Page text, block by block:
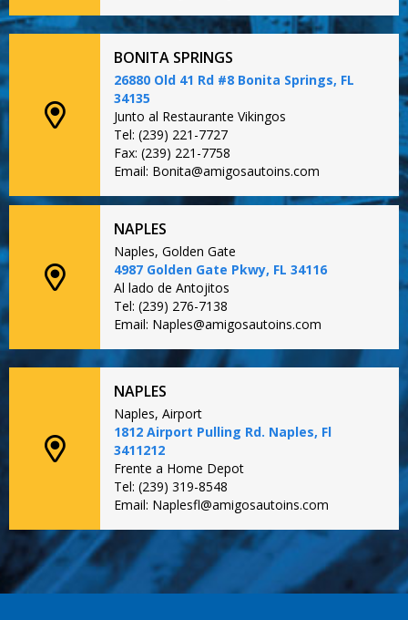
BONITA SPRINGS
26880 Old 41 Rd #8 Bonita Springs, FL
34135
Junto al Restaurante Vikingos
Tel: (239) 221-7727
Fax: (239) 221-7758
Email: Bonita@amigosautoins.com
NAPLES
Naples, Golden Gate
4987 Golden Gate Pkwy, FL 34116
Al lado de Antojitos
Tel: (239) 276-7138
Email: Naples@amigosautoins.com
NAPLES
Naples, Airport
1812 Airport Pulling Rd. Naples, Fl
3411212
Frente a Home Depot
Tel: (239) 319-8548
Email: Naplesfl@amigosautoins.com